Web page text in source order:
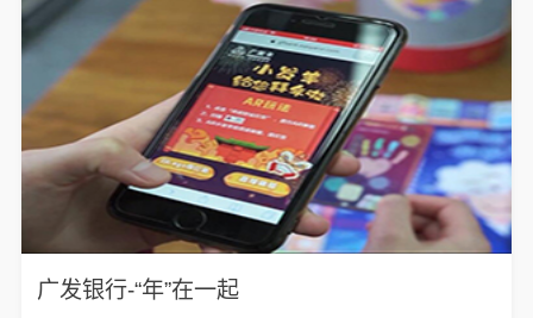
广发银行-“年”在一起